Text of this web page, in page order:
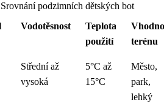
Srovnání podzimních dětských bot
Vodotěsnost
Teplota
použití
terénu
Střední až
vysoká
5°C až
15°C
Město,
park,
lehký